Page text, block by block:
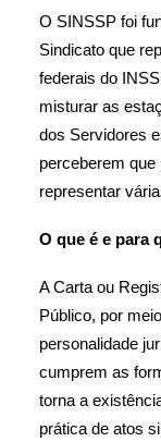
O SINSSP foi
Sindicato que
federais do
misturar as
dos Servidores
perceberem
representar
O que é e para
A Carta ou
Público, por
personalidade
cumprem as
torna a
prática de atos